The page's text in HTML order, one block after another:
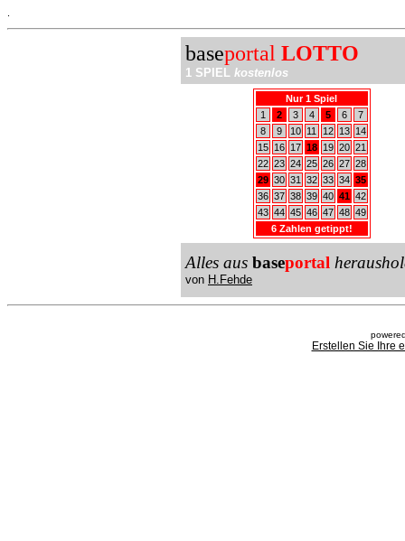
baseportal LOTTO
1 SPIEL kostenlos
Nur 1 Spiel
1
2 3 4 5 6
7
8
9 10 11 12 13
14
15
16 17 18 19 20 21
22 23 24 25 26 27 28
29 30 31 32 33 34 35
36 37 38 39 40 41 42
43 44 45 46 47 48 49
6 Zahlen getippt!
Alles aus baseportal
von H.Fehde
Erstellen Sie Ihre